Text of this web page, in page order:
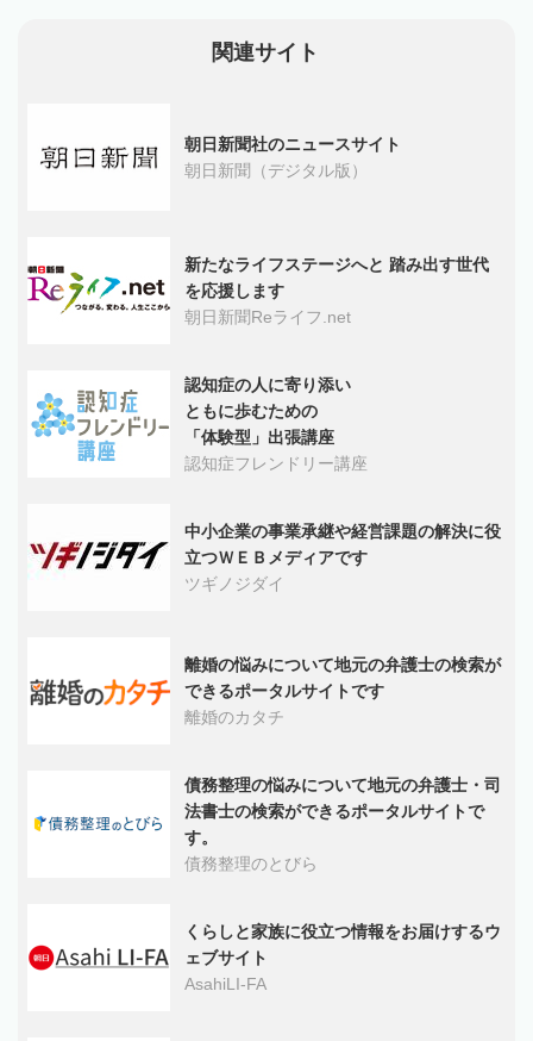
関連サイト
朝日新聞社のニュースサイト
朝日新聞（デジタル版）
新たなライフステージへと 踏み出す世代
を応援します
朝日新聞Reライフ.net
認知症の人に寄り添い
ともに歩むための
「体験型」出張講座
認知症フレンドリー講座
中小企業の事業承継や経営課題の解決に役
立つＷＥＢメディアです
ツギノジダイ
離婚の悩みについて地元の弁護士の検索が
できるポータルサイトです
離婚のカタチ
債務整理の悩みについて地元の弁護士・司
法書士の検索ができるポータルサイトで
す。
債務整理のとびら
くらしと家族に役立つ情報をお届けするウ
ェブサイト
AsahiLI-FA